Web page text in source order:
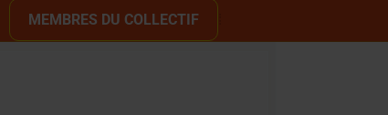
MEMBRES DU COLLECTIF